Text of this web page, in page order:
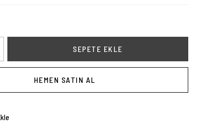
SEPETE EKLE
HEMEN SATIN AL